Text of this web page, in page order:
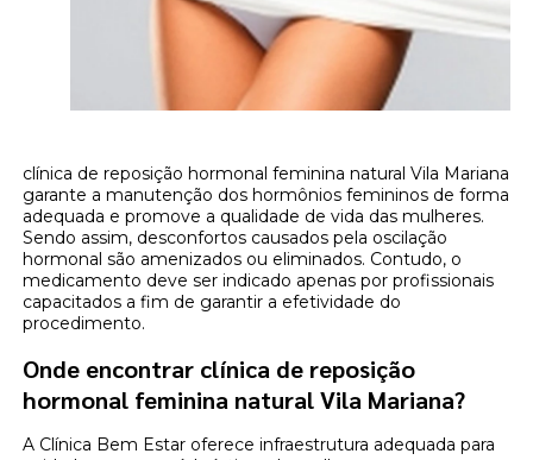
clínica de reposição hormonal feminina natural Vila Mariana
garante a manutenção dos hormônios femininos de forma
adequada e promove a qualidade de vida das mulheres.
Sendo assim, desconfortos causados pela oscilação
hormonal são amenizados ou eliminados. Contudo, o
medicamento deve ser indicado apenas por profissionais
capacitados a fim de garantir a efetividade do
procedimento.
Onde encontrar clínica de reposição
hormonal feminina natural Vila Mariana?
A Clínica Bem Estar oferece infraestrutura adequada para